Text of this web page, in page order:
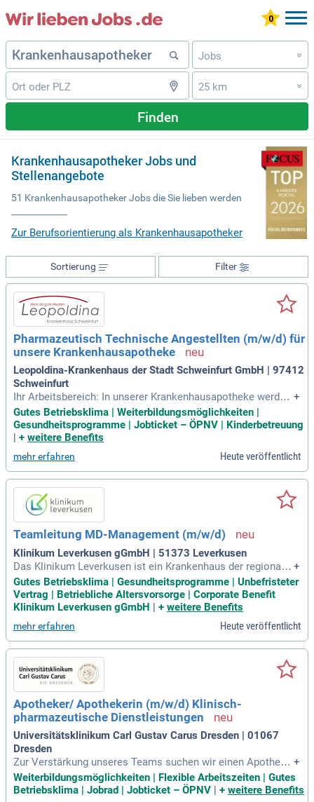
Jobs »
25 km »
Finden
Krankenhausapotheker Jobs und
Stellenangebote
51 Krankenhausapotheker Jobs die Sie lieben werden
Zur Berufsorientierung als Krankenhausapotheker
Filter
Sortierung
Pharmazeutisch Technische Angestellten (m/w/d) für
unsere Krankenhausapotheke
Leopoldina-Krankenhaus der Stadt Schweinfurt GmbH | 97412
Schweinfurt
Ihr Arbeitsbereich: In unserer Krankenhausapotheke werden
die Arzneimittel für die Patienten des Krankenhauses bestel
lt, gelagert und an die Stationen abgegeben.
+
Gutes Betriebsklima | Weiterbildungsmöglichkeiten |
Gesundheitsprogramme | Jobticket – ÖPNV | Kinderbetreuung
+ weitere Benefits
mehr erfahren Heute veröffentlicht
Teamleitung MD-Management (m/w/d)
Klinikum Leverkusen gGmbH | 51373 Leverkusen
Das Klinikum Leverkusen ist ein Krankenhaus der regionale
n Spitzenversorgung mit einem hochqualifizierten medizinis
chen und pflegerischen Leistungsspektrum.
+
Gutes Betriebsklima | Gesundheitsprogramme | Unbefristeter
Vertrag | Betriebliche Altersvorsorge | Corporate Benefit
Klinikum Leverkusen gGmbH | + weitere Benefits
mehr erfahren Heute veröffentlicht
Apotheker/ Apothekerin (m/w/d) Klinisch-
pharmazeutische Dienstleistungen
Universitätsklinikum Carl Gustav Carus Dresden | 01067
Dresden
Zur Verstärkung unseres Teams suchen wir einen Apotheke
r (m/w/d) mit abgeschlossenem Studium der Pharmazie un
d gültiger Approbation. Sie bringen fundierte Kenntnisse in K
+
Weiterbildungsmöglichkeiten | Flexible Arbeitszeiten | Gutes
Betriebsklima | Jobrad | Jobticket – ÖPNV | + weitere Benefits